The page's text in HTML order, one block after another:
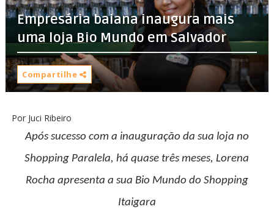
Empresária baiana inaugura mais
uma loja Bio Mundo em Salvador
Compartilhe
Por Juci Ribeiro
Após sucesso com a inauguração da sua loja no
Shopping Paralela, há quase três meses, Lorena
Rocha apresenta a sua Bio Mundo do Shopping
Itaigara